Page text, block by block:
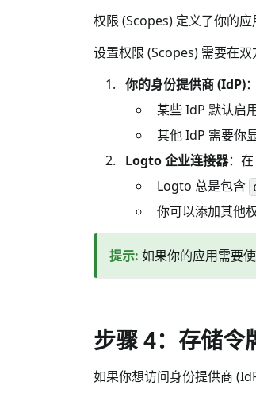
权限 (Scopes) 定义了你的
设置权限 (Scopes) 需要在双
你的身份提供商 (IdP)
某些 IdP 默认启
其他 IdP 需要你
Logto 企业连接器：
Logto 总是包含
你可以添加其他
提示: 如果你的应用需要
步骤 4：存储令
如果你想访问身份提供商